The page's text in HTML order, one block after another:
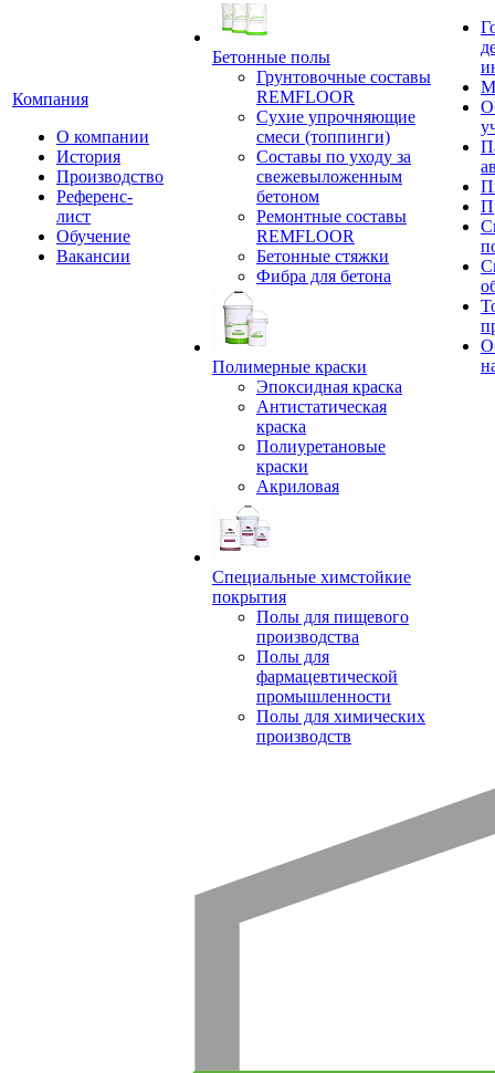
Компания
О компании
История
Производство
Референс-
лист
Обучение
Вакансии
Бетонные полы
Грунтовочные составы
REMFLOOR
Сухие упрочняющие
смеси (топпинги)
Составы по уходу за
свежевыложенным
бетоном
Ремонтные составы
REMFLOOR
Бетонные стяжки
Фибра для бетона
Полимерные краски
Эпоксидная краска
Антистатическая
краска
Полиуретановые
краски
Акриловая
Специальные химстойкие
покрытия
Полы для пищевого
производства
Полы для
фармацевтической
промышленности
Полы для химических
производств